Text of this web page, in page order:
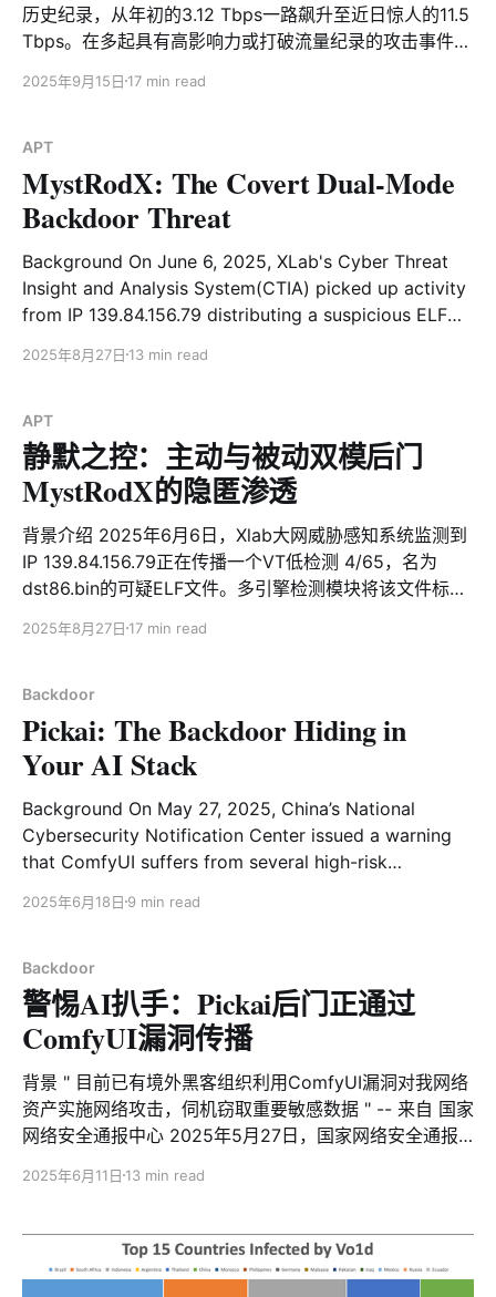
历史纪录，从年初的3.12 Tbps一路飙升至近日惊人的11.5
Tbps。在多起具有高影响力或打破流量纪录的攻击事件
繁活动。 AISURU僵尸网络最初于2024年8月由XLab首次
击。自今年3月以来，XLab大网威胁监测平台持续捕获到
该僵尸网络的新样本。多方信息显示，其背后团伙在4月
涉嫌入侵某品牌路由器固件升级服务器，通过下发恶意脚
本进一步扩展僵尸网络规模，当前节点数量据称已达30
万。 更值得警惕的是，部分AISURU样本中嵌入的“彩蛋”
信息已明显超出纯粹的攻击意图，转而试图传递特定意识
形态内容。基于这一严峻态势，我们决定撰写本报告，向
安全社区公开相关研究成果，呼吁各方携手应对，共同打
击这一愈发猖獗的网络犯罪活动。 匿名消息源 & XLab视
靠且独具深度的分析报告，这为我们不仅在防御者群体
中、也在攻击者圈内积累了良好的声誉。近日，
2025年9月15日 17 min read
APT
MystRodX: The Covert Dual-Mode
Backdoor Threat
Background On June 6, 2025, XLab's Cyber Threat
Insight and Analysis System(CTIA) picked up activity
from IP 139.84.156.79 distributing a suspicious ELF
4/65. While conventional scanners labeled it as Mirai,
2025年8月27日 13 min read
APT
静默之控：主动与被动双模后门
MystRodX的隐匿渗透
背景介绍 2025年6月6日，Xlab大网威胁感知系统监测到
IP 139.84.156.79正在传播一个VT低检测 4/65，名为
dst86.bin的可疑ELF文件。多引擎检测模块将该文件标识
果。这个“异常”引起了我们的兴趣，经过分析确认它是
全无关，多家杀软将其标记为Mirai是不准确的。基于其传
僠中使用的文件名dst，释放样本中的类名cmy_，多种形
式的Xor算法，我们将它命名为MystRodX。 MystRodX
是一个由c++语言实现的典型后门木马，支持文件管理，
端口转发，反弹SHELL，sockets管理等功能。相较于一
般的后门，MystRodX在隐匿性，灵活性俩方面具有非常
鲜明的特点。其中隐匿性体现在对于不同级别敏感信息采
用了差异化加密策略： 1. 虚拟机&调试器检测等相关敏感
字符串使用单字节xor加密 2. AES密钥，Payload，激活
2025年8月27日 17 min read
Backdoor
Pickai: The Backdoor Hiding in
Your AI Stack
Background On May 27, 2025, China’s National
Cybersecurity Notification Center issued a warning
that ComfyUI suffers from several high-risk
hacker groups. The notice urged organizations to
potential network intrusions and data breaches. With
the rapid
2025年6月18日 9 min read
Backdoor
警惕AI扒手：Pickai后门正通过
ComfyUI漏洞传播
背景 " 目前已有境外黑客组织利用ComfyUI漏洞对我网络
资产实施网络攻击，伺机窃取重要敏感数据 " -- 来自 国家
网络安全通报中心 2025年5月27日，国家网络安全通报
黑客组织利用，要求企业采取防护措施，避免网络与数据
各业，作为大模型图像生成领域的热门框架，ComfyUI在
获得广泛应用的同时，也不可避免地成为了黑客攻击的重
2025年6月11日 13 min read